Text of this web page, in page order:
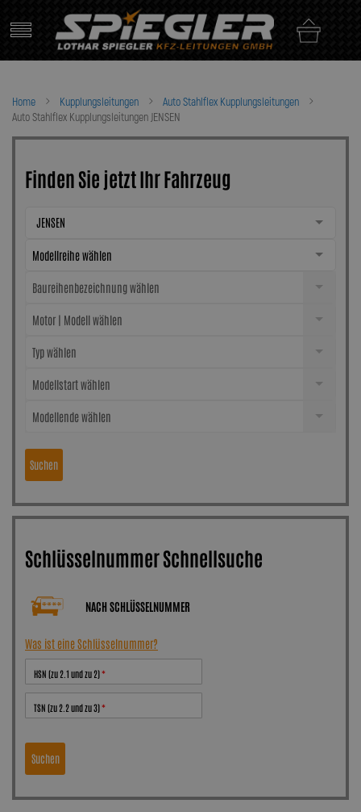
content
Home Kupplungsleitungen
Auto Stahlflex Kupplungsleitungen
Auto Stahlflex Kupplungsleitungen JENSEN
Finden Sie jetzt Ihr Fahrzeug
JENSEN
Modellreihe wählen
Baureihenbezeichnung wählen
Motor | Modell wählen
Typ wählen
Modellstart wählen
Modellende wählen
Suchen
Schlüsselnummer Schnellsuche
NACH SCHLÜSSELNUMMER
Was ist eine Schlüsselnummer?
HSN (zu 2.1 und zu 2)
TSN (zu 2.2 und zu 3)
Suchen